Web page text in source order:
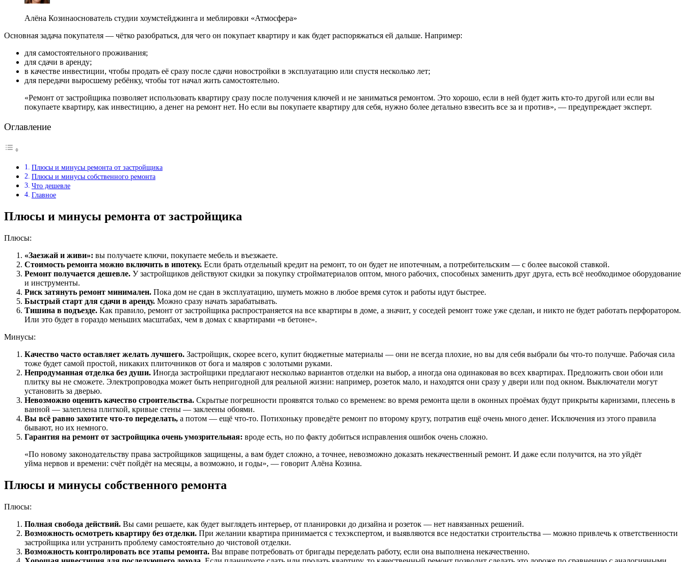
Алёна Козинаоснователь студии хоумстейджинга и меблировки «Атмосфера»
Основная задача покупателя — чётко разобраться, для чего он покупает квартиру и как будет распоряжаться ей дальше. Например:
для самостоятельного проживания;
для сдачи в аренду;
в качестве инвестиции, чтобы продать её сразу после сдачи новостройки в эксплуатацию или спустя несколько лет;
для передачи выросшему ребёнку, чтобы тот начал жить самостоятельно.
«Ремонт от застройщика позволяет использовать квартиру сразу после получения ключей и не заниматься ремонтом. Это хорошо, если в ней будет жить кто-то другой или если вы
покупаете квартиру, как инвестицию, а денег на ремонт нет. Но если вы покупаете квартиру для себя, нужно более детально взвесить все за и против», — предупреждает эксперт.
Оглавление
Плюсы и минусы ремонта от застройщика
Плюсы и минусы собственного ремонта
Что дешевле
Главное
Плюсы и минусы ремонта от застройщика
Плюсы:
«Заезжай и живи»: вы получаете ключи, покупаете мебель и въезжаете.
Стоимость ремонта можно включить в ипотеку. Если брать отдельный кредит на ремонт, то он будет не ипотечным, а потребительским — с более высокой ставкой.
Ремонт получается дешевле. У застройщиков действуют скидки за покупку стройматериалов оптом, много рабочих, способных заменить друг друга, есть всё необходимое оборудование
и инструменты.
Риск затянуть ремонт минимален. Пока дом не сдан в эксплуатацию, шуметь можно в любое время суток и работы идут быстрее.
Быстрый старт для сдачи в аренду. Можно сразу начать зарабатывать.
Тишина в подъезде. Как правило, ремонт от застройщика распространяется на все квартиры в доме, а значит, у соседей ремонт тоже уже сделан, и никто не будет работать перфоратором.
Или это будет в гораздо меньших масштабах, чем в домах с квартирами «в бетоне».
Минусы:
Качество часто оставляет желать лучшего. Застройщик, скорее всего, купит бюджетные материалы — они не всегда плохие, но вы для себя выбрали бы что-то получше. Рабочая сила
тоже будет самой простой, никаких плиточников от бога и маляров с золотыми руками.
Непродуманная отделка без души. Иногда застройщики предлагают несколько вариантов отделки на выбор, а иногда она одинаковая во всех квартирах. Предложить свои обои или
плитку вы не сможете. Электропроводка может быть непригодной для реальной жизни: например, розеток мало, и находятся они сразу у двери или под окном. Выключатели могут
установить за дверью.
Невозможно оценить качество строительства. Скрытые погрешности проявятся только со временем: во время ремонта щели в оконных проёмах будут прикрыты карнизами, плесень в
ванной — залеплена плиткой, кривые стены — заклеены обоями.
Вы всё равно захотите что-то переделать, а потом — ещё что-то. Потихоньку проведёте ремонт по второму кругу, потратив ещё очень много денег. Исключения из этого правила
бывают, но их немного.
Гарантия на ремонт от застройщика очень умозрительная: вроде есть, но по факту добиться исправления ошибок очень сложно.
«По новому законодательству права застройщиков защищены, а вам будет сложно, а точнее, невозможно доказать некачественный ремонт. И даже если получится, на это уйдёт
уйма нервов и времени: счёт пойдёт на месяцы, а возможно, и годы», — говорит Алёна Козина.
Плюсы и минусы собственного ремонта
Плюсы:
Полная свобода действий. Вы сами решаете, как будет выглядеть интерьер, от планировки до дизайна и розеток — нет навязанных решений.
Возможность осмотреть квартиру без отделки. При желании квартира принимается с техэкспертом, и выявляются все недостатки строительства — можно привлечь к ответственности
застройщика или устранить проблему самостоятельно до чистовой отделки.
Возможность контролировать все этапы ремонта. Вы вправе потребовать от бригады переделать работу, если она выполнена некачественно.